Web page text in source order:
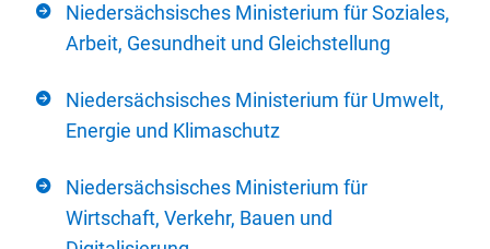
Niedersächsisches Ministerium für Soziales,
Arbeit, Gesundheit und Gleichstellung
Niedersächsisches Ministerium für Umwelt,
Energie und Klimaschutz
Niedersächsisches Ministerium für
Wirtschaft, Verkehr, Bauen und